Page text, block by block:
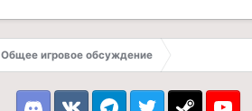
Общее игровое обсуждение